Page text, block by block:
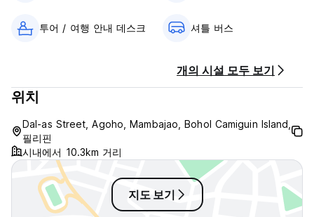
투어 / 여행 안내 데스크 셔틀 버스
개의 시설 모두 보기
위치
Dal-as Street, Agoho, Mambajao, Bohol Camiguin Island,
필리핀
시내에서 10.3km 거리
지도 보기